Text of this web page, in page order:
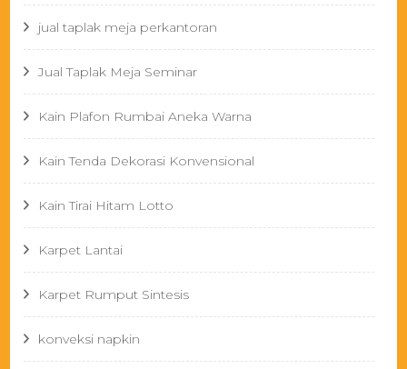
jual taplak meja perkantoran
Jual Taplak Meja Seminar
Kain Plafon Rumbai Aneka Warna
Kain Tenda Dekorasi Konvensional
Kain Tirai Hitam Lotto
Karpet Lantai
Karpet Rumput Sintesis
konveksi napkin